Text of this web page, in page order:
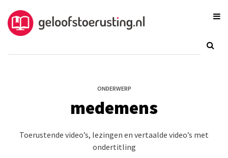
ONDERWERP
medemens
Toerustende video’s, lezingen en vertaalde video’s met
ondertitling